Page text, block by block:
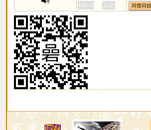
HKLS 人文 同聲同韻